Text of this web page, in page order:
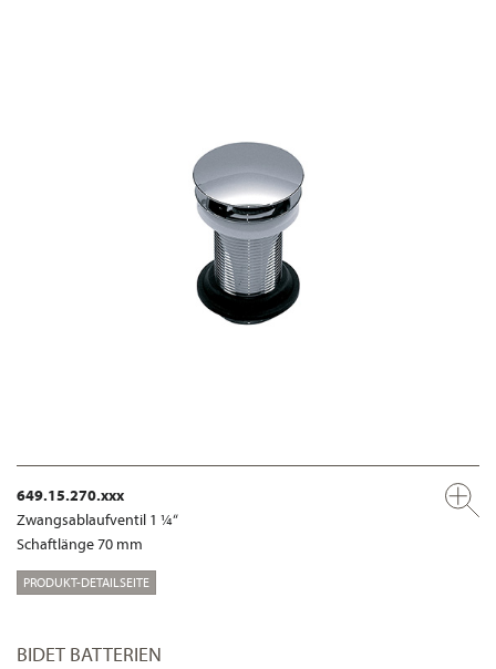
649.15.270.xxx
Zwangsablaufventil 1 ¼“
Schaftlänge 70 mm
PRODUKT-DETAILSEITE
BIDET BATTERIEN